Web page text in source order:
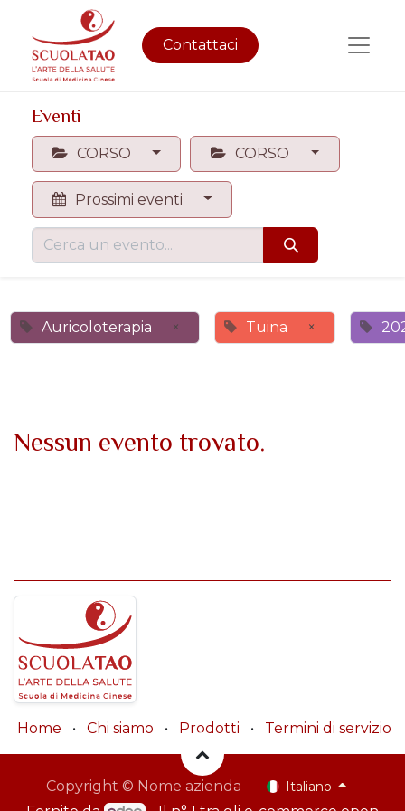
Contattaci
Eventi
CORSO CORSO
Prossimi eventi
Auricoloterapia × Tuina ×
Nessun evento trovato.
Home • Chi siamo • Prodotti • Termini di servizio
Copyright © Nome azienda Italiano